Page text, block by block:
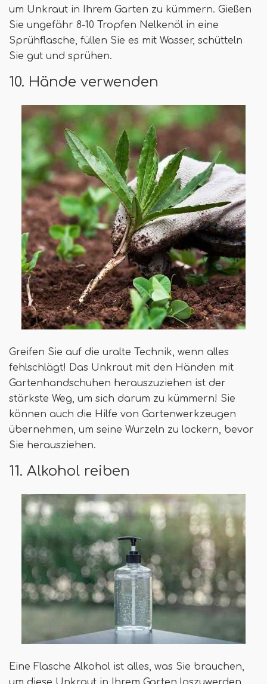
um Unkraut in Ihrem Garten zu kümmern. Gießen
Sie ungefähr 8-10 Tropfen Nelkenöl in eine
Sprühflasche, füllen Sie es mit Wasser, schütteln
Sie gut und sprühen.
10. Hände verwenden
Greifen Sie auf die uralte Technik, wenn alles
fehlschlägt! Das Unkraut mit den Händen mit
Gartenhandschuhen herauszuziehen ist der
stärkste Weg, um sich darum zu kümmern! Sie
können auch die Hilfe von Gartenwerkzeugen
übernehmen, um seine Wurzeln zu lockern, bevor
Sie herausziehen.
11. Alkohol reiben
Eine Flasche Alkohol ist alles, was Sie brauchen,